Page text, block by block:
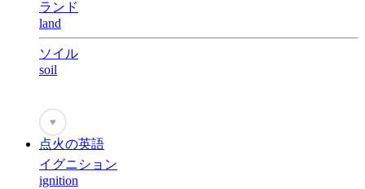
ランド
land
ソイル
soil
♥
点火の英語
イグニション
ignition